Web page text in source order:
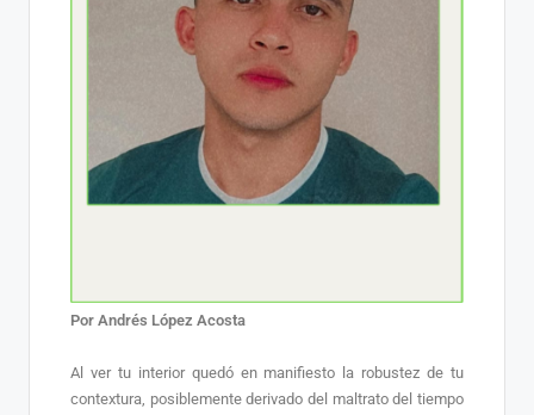
Por Andrés López Acosta
Al ver tu interior quedó en manifiesto la robustez de tu
contextura, posiblemente derivado del maltrato del tiempo